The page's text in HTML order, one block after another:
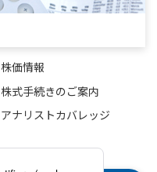
株価情報
株式手続きのご案内
アナリストカバレッジ